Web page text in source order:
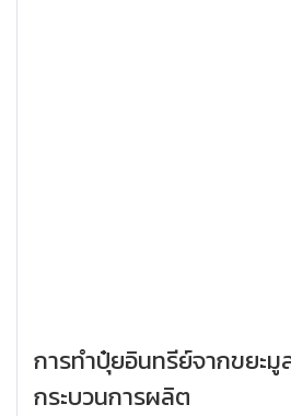
การทำปุ๋ยอินทรีย์จากขยะมู
กระบวนการผลิต